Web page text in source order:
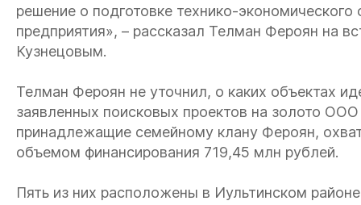
решение о подготовке технико-
предприятия», – рассказал Телман Фероян на
Кузнецовым.
Телман Фероян не уточнил, о каких объектах
заявленных поисковых проектов на золото
принадлежащие семейному клану Фероян,
объемом финансирования 719,45 млн рублей.
Пять из них расположены в Иультинском